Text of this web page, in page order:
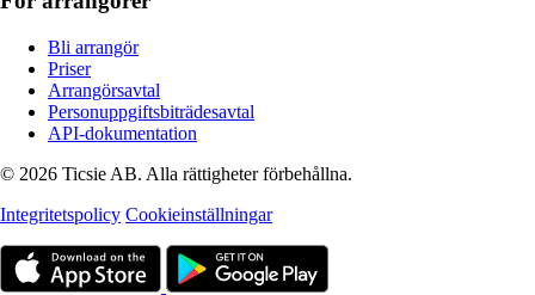
Bli arrangör
Priser
Arrangörsavtal
Personuppgiftsbiträdesavtal
API-dokumentation
© 2026 Ticsie AB. Alla rättigheter förbehållna.
Integritetspolicy Cookieinställningar